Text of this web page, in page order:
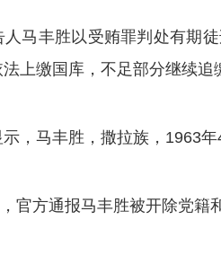
丰胜以受贿罪判处有期徒
上缴国库，不足部分继续追
马丰胜，撒拉族，1963年4
方通报马丰胜被开除党籍和